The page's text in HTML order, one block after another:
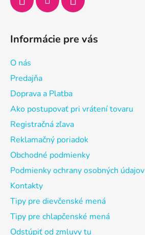
Informácie pre vás
O nás
Predajňa
Doprava a Platba
Ako postupovať pri vrátení tovaru
Registračná zľava
Reklamačný poriadok
Obchodné podmienky
Podmienky ochrany osobných údajov
Kontakty
Tipy pre dievčenské mená
Tipy pre chlapčenské mená
Odstúpiť od zmluvy tu